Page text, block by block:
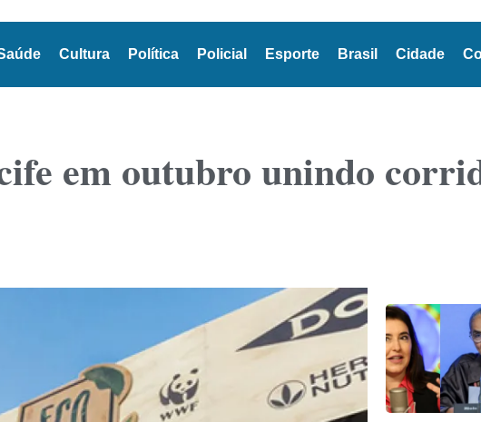
Cultura Política Policial Esporte Brasil Cidade
em outubro unindo